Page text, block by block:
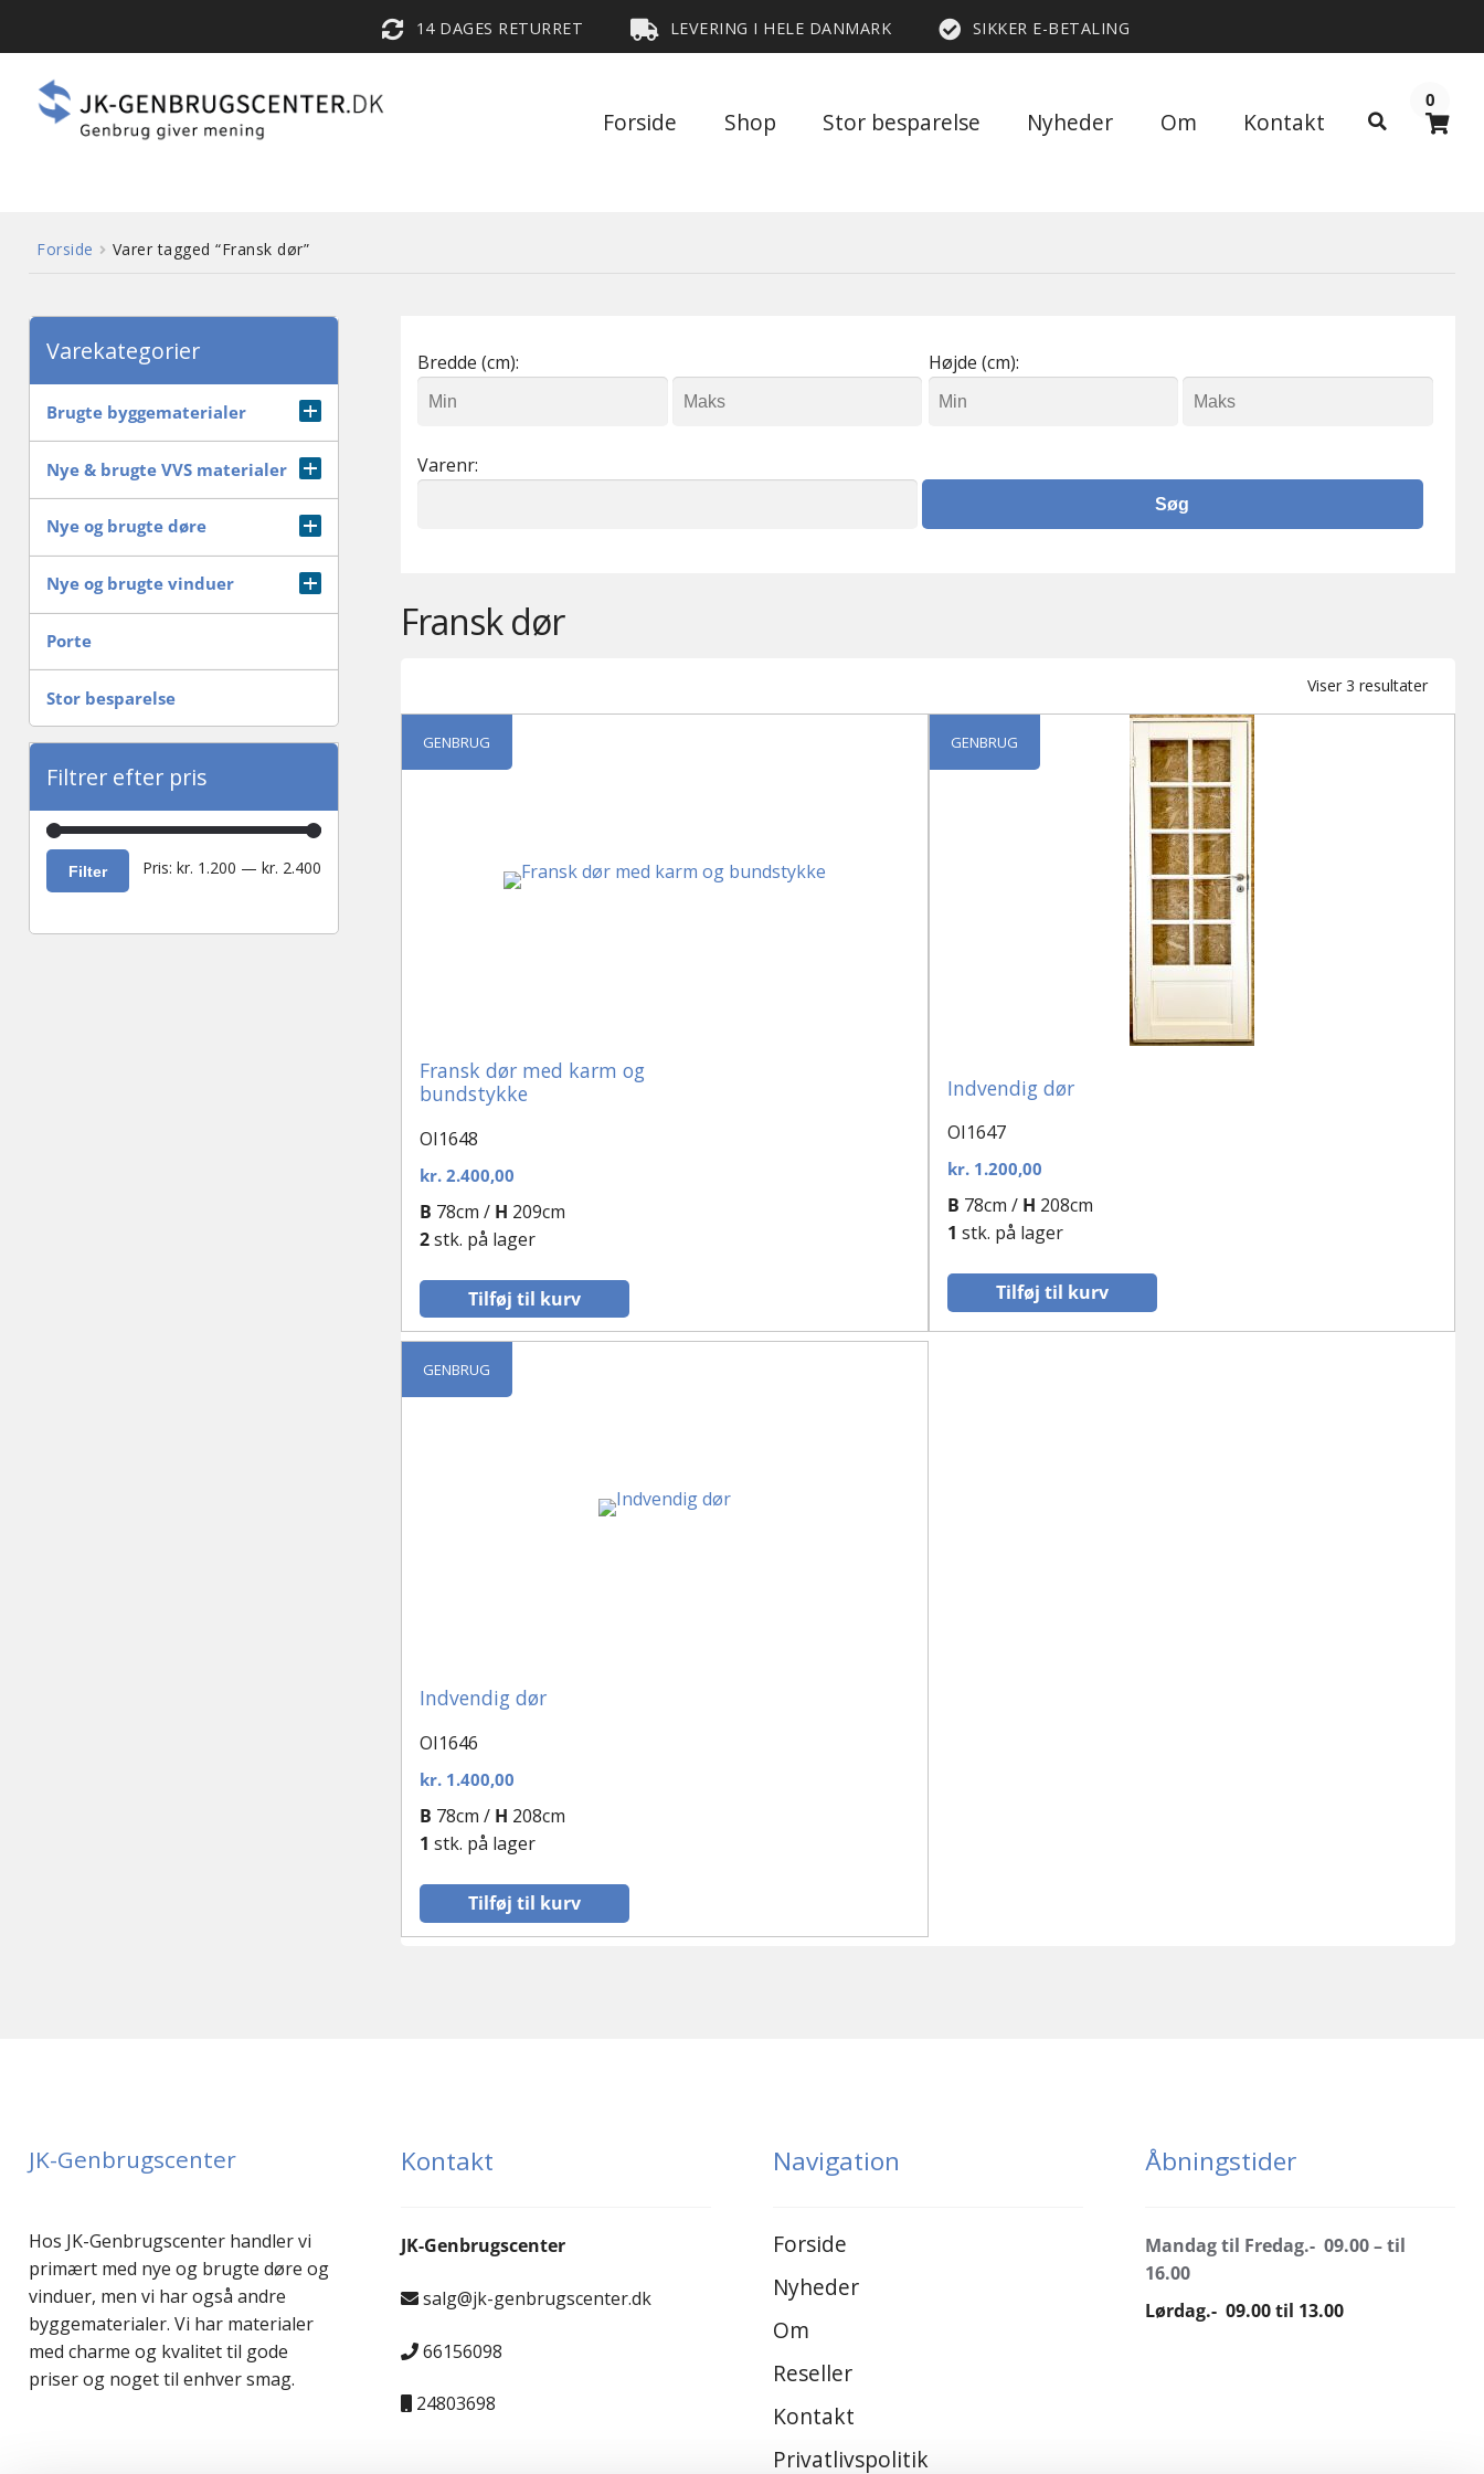
14 DAGES RETURRET LEVERING I HELE DANMARK SIKKER E-BETALING
Forside Shop Stor besparelse Nyheder Om Kontakt
Søg
0
Forside Varer tagged “Fransk dør”
Bredde (cm): Højde (cm):
Varenr:
Fransk dør
Viser 3 resultater
efter
GENBRUG
Fransk dør med karm og
bundstykke
OI1648
kr.2.400,00
Tilføj til kurv
B 78cm / H 209cm
2stk. på lager
GENBRUG
Indvendig dør
OI1647
kr.1.200,00
Tilføj til kurv
B 78cm / H 208cm
1 stk. på lager
GENBRUG
Indvendig dør
OI1646
kr.1.400,00
Tilføj til kurv
B 78cm / H 208cm
1 stk. på lager
Varekategorier
Brugte byggematerialer
Diverse
Specielle ting
Tagsten og skiffer
Tømmer og profilbrædder
Trapper inde & ude
Nye & brugte VVS materialer
Radiator
Nye og brugte døre
Branddøre
Dør Tilbehør lås/Hængsler mm
Facadedør
Fyldningsdøre med karm
Indvendigedøre
Nye og brugte vinduer
Antik vindue
Badeværelsesvindue
Bondehusvinduer
Dreje kip vinduer
Porte
Stor besparelse
Filtrer efter pris
Mindste
Højeste
Filter Pris: kr. 1.200 — kr. 2.400
JK-Genbrugscenter
Hos JK-Genbrugscenter handler vi
primært med nye og brugte døre og
vinduer, men vi har også andre
byggematerialer. Vi har materialer
med charme og kvalitet til gode
priser og noget til enhver smag.
Kontakt
JK-Genbrugscenter
salg@jk-genbrugscenter.dk
66156098
24803698
Navigation
Forside
Nyheder
Om
Reseller
Kontakt
Privatlivspolitik
Åbningstider
Mandag til Fredag.- 09.00 – til
16.00
Lørdag.- 09.00 til 13.00